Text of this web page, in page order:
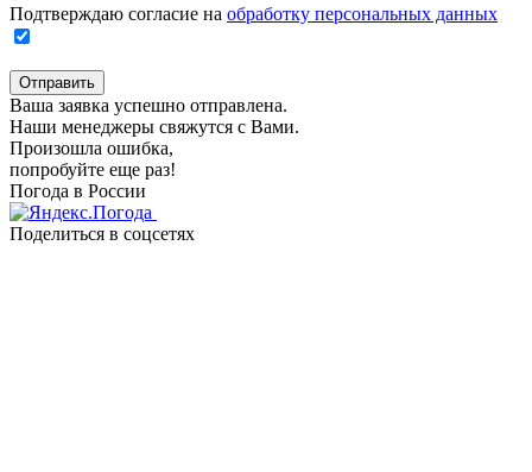
Подтверждаю согласие на обработку персональных данных
Отправить
Ваша заявка успешно отправлена.
Наши менеджеры свяжутся с Вами.
Произошла ошибка,
попробуйте еще раз!
Погода в России
Поделиться в соцсетях